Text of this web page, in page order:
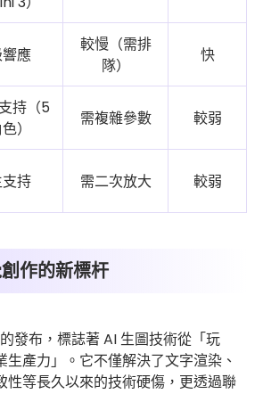
應
較慢（需排
隊）
快
持（5
）
需複雜參數 較弱
持 需二次放大 較弱
作的新標杆
的發布，標誌著 AI 生圖技術從「玩
產力」。它不僅解決了文字渲染、
性等長久以來的技術硬傷，更透過聯